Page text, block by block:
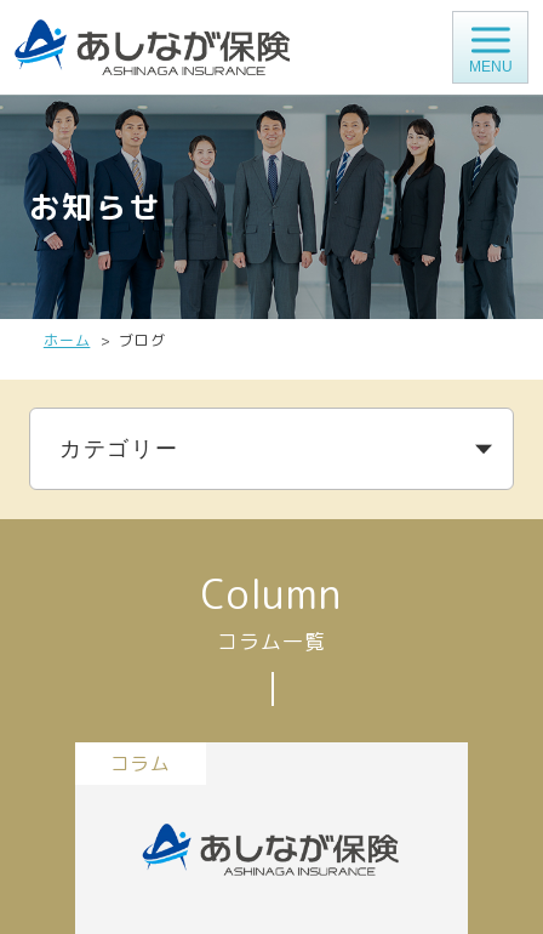
MENU
お知らせ
ホーム ブログ
Column
コラム一覧
コラム